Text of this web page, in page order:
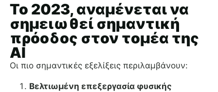
Το 2023, αναμένεται να
σημειωθεί σημαντική
πρόοδος στον τομέα της
AI
Οι πιο σημαντικές εξελίξεις περιλαμβάνουν:
Βελτιωμένη επεξεργασία φυσικής